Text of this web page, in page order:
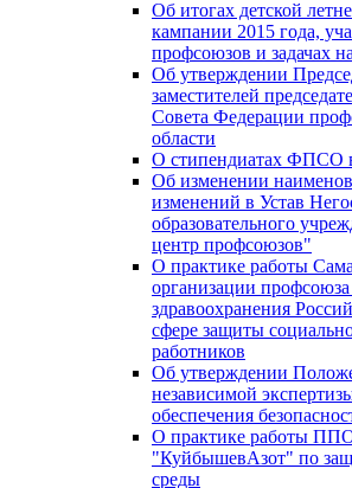
Об итогах детской
кампании 2015 года,
профсоюзов и задачах
Об утверждении
заместителей
Совета Федерации
области
О стипендиатах ФПСО
Об изменении
изменений в Устав
образовательного
центр профсоюзов"
О практике работы
организации
здравоохранения
сфере защиты
работников
Об утверждении
независимой
обеспечения
О практике работы
"КуйбышевАзот" по
среды